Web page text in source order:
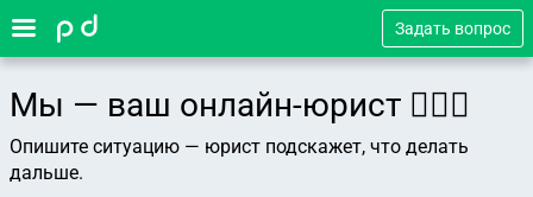
Задать вопрос
Мы — ваш онлайн-юрист 👨🏻‍⚖️
Опишите ситуацию — юрист подскажет, что делать
дальше.